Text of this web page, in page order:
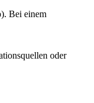
Bei einem
oder